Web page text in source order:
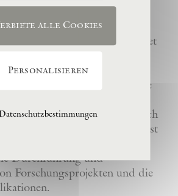
Gründers Anselm Kiefer zu
La Ribaute für
zu erhalten. Sie widmet
und der Wertschätzung
insbesondere des
Anselm Kiefer, indem sie seine
Künstler bewahrt und
in La Ribaute zugänglich
fördert zeitgenössische Kunst
von internationalen
Durchführung und
Forschungsprojekten und die
alle Cookies
Personalisieren